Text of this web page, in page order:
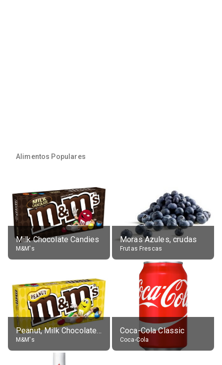
Alimentos Populares
Milk Chocolate Candies
M&M's
Moras Azules, crudas
Frutas Frescas
Peanut, Milk Chocolate Candies
M&M's
Coca-Cola Classic
Coca-Cola